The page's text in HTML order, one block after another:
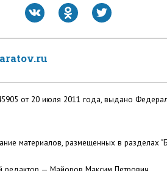
от 20 июля 2011 года, выдано
материалов, размещенных в разделах